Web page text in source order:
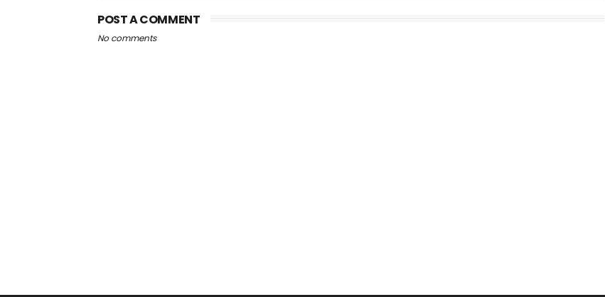
POST A COMMENT
No comments